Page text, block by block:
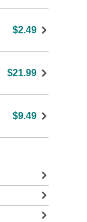
$2.49
$21.99
$9.49